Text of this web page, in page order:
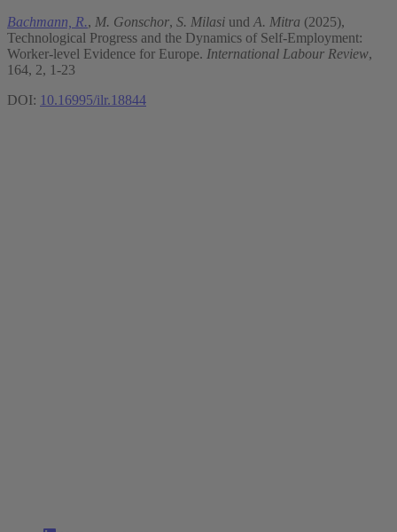
Bachmann, R., M. Gonschor, S. Milasi und A. Mitra (2025),
Technological Progress and the Dynamics of Self-Employment:
Worker-level Evidence for Europe. International Labour Review,
164, 2, 1-23
DOI: 10.16995/ilr.18844